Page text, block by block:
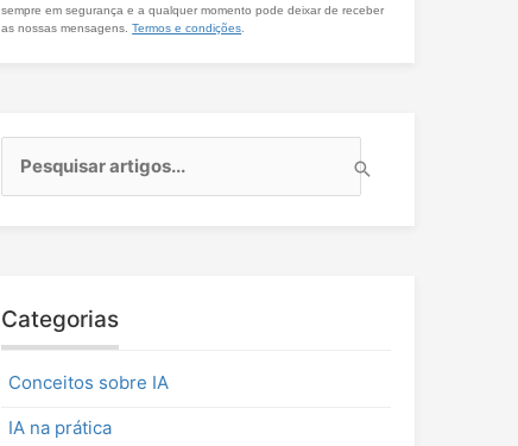
sempre em segurança e a qualquer momento pode deixar de receber
as nossas mensagens.Termos e condições
s
a
r
p
Categorias
Conceitos sobre IA
IA na prática